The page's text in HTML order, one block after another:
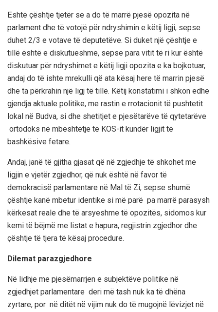
Është çështje tjetër se a do të marrë pjesë opozita në
parlament dhe të votojë për ndryshimin e këtij ligji, sepse
duhet 2/3 e votave të deputetëve. Si duket një çështje e
tillë është e diskutueshme, sepse para vitit të ri kur është
diskutuar për ndryshimet e këtij ligji opozita e ka bojkotuar,
andaj do të ishte mrekulli që ata kësaj here të marrin pjesë
dhe ta përkrahin një ligj të tillë. Këtij konstatimi i shkon edhe
gjendja aktuale politike, me rastin e rrotacionit të pushtetit
lokal në Budva, si dhe shetitjet e pjesëtarëve të qytetarëve
ortodoks në mbeshtetje të KOS-it kundër ligjit të
bashkësive fetare.
Andaj, janë të gjitha gjasat që në zgjedhje të shkohet me
ligjin e vjetër zgjedhor, që nuk është në favor të
demokracisë parlamentare në Mal të Zi, sepse shumë
çështje kanë mbetur identike si më parë pa marrë parasysh
kërkesat reale dhe të arsyeshme të opozitës, sidomos kur
kemi të bëjmë me listat e hapura, regjistrin zgjedhor dhe
çështje të tjera të kësaj procedure.
Dilemat parazgjedhore
Në lidhje me pjesëmarrjen e subjektëve politike në
zgjedhjet parlamentare deri më tash nuk ka të dhëna
zyrtare, por në ditët në vijim nuk do të mugojnë lëvizjet në